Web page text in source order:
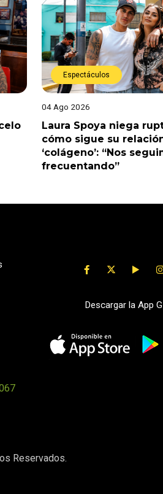
Espectáculos
04 Ago 2026
Laura Spoya niega
cómo sigue su
‘colágeno’: “Nos
frecuentando”
Descargar la App
Reservados.